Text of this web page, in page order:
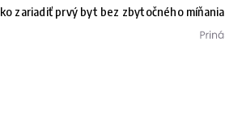
zariadiť prvý byt bez zbytočného míňania